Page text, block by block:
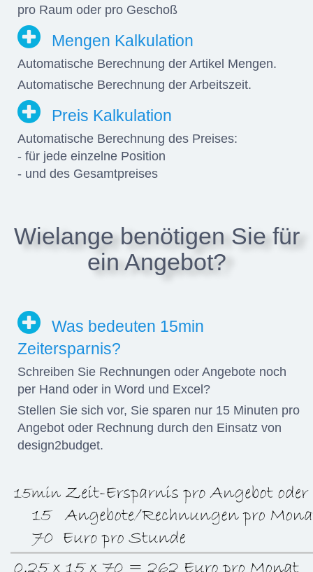
pro Raum oder pro Geschoß
Mengen Kalkulation
Automatische Berechnung der Artikel Mengen.
Automatische Berechnung der Arbeitszeit.
Preis Kalkulation
Automatische Berechnung des Preises:
- für jede einzelne Position
- und des Gesamtpreises
Wielange benötigen Sie für
ein Angebot?
Was bedeuten 15min
Zeitersparnis?
Schreiben Sie Rechnungen oder Angebote noch
per Hand oder in Word und Excel?
Stellen Sie sich vor, Sie sparen nur 15 Minuten pro
Angebot oder Rechnung durch den Einsatz von
design2budget.